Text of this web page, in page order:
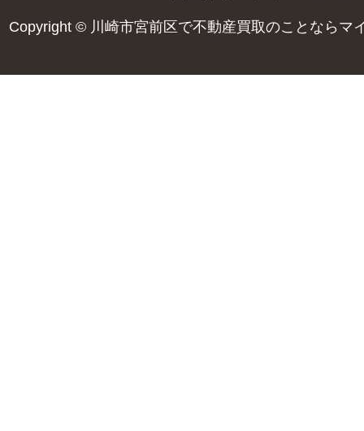
Copyright © 川崎市宮前区で不動産買取のことならマ